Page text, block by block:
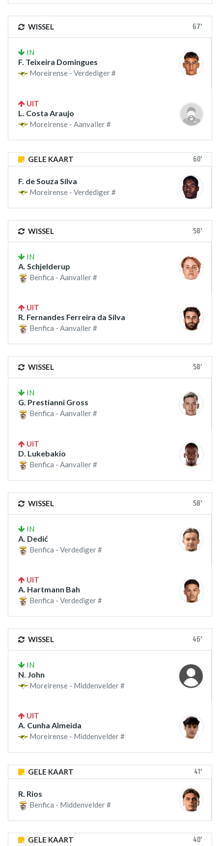
WISSEL 67'
IN
F. Teixeira Domingues
Moreirense - Verdediger #
UIT
L. Costa Araujo
Moreirense - Aanvaller #
GELE KAART 60'
F. de Souza Silva
Moreirense - Verdediger #
WISSEL 58'
IN
A. Schjelderup
Benfica - Aanvaller #
UIT
R. Fernandes Ferreira da Silva
Benfica - Aanvaller #
WISSEL 58'
IN
G. Prestianni Gross
Benfica - Aanvaller #
UIT
D. Lukebakio
Benfica - Aanvaller #
WISSEL 58'
IN
A. Dedić
Benfica - Verdediger #
UIT
A. Hartmann Bah
Benfica - Verdediger #
WISSEL 46'
IN
N. John
Moreirense - Middenvelder #
UIT
A. Cunha Almeida
Moreirense - Middenvelder #
GELE KAART 41'
R. Rios
Benfica - Middenvelder #
GELE KAART 40'